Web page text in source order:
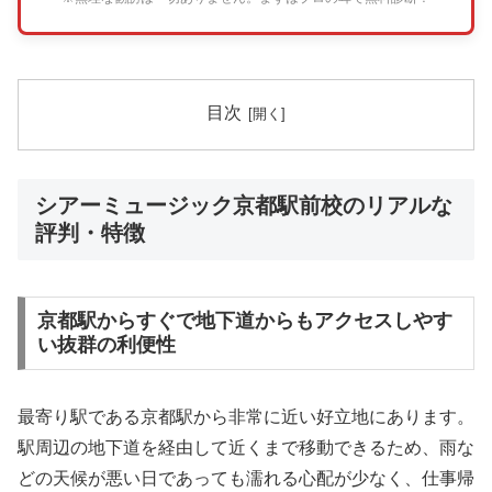
目次
シアーミュージック京都駅前校のリアルな
評判・特徴
京都駅からすぐで地下道からもアクセスしやす
い抜群の利便性
最寄り駅である京都駅から非常に近い好立地にあります。
駅周辺の地下道を経由して近くまで移動できるため、雨な
どの天候が悪い日であっても濡れる心配が少なく、仕事帰